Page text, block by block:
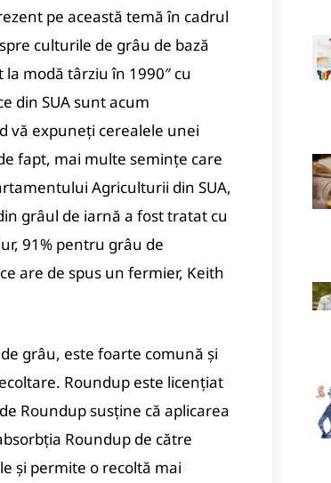
pe această temă în cadrul
culturile de grâu de bază
modă târziu în 1990″ cu
din SUA sunt acum
vă expuneți cerealele unei
fapt, mai multe semințe care
Agriculturii din SUA,
grâul de iarnă a fost tratat cu
91% pentru grâu de
are de spus un fermier, Keith
grâu, este foarte comună și
Roundup este licențiat
Roundup susține că aplicarea
Roundup de către
și permite o recoltă mai